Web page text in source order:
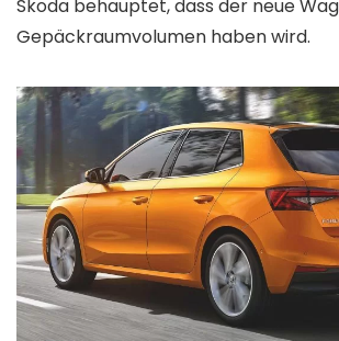
Skoda behauptet, dass der neue
Gepäckraumvolumen haben wird.